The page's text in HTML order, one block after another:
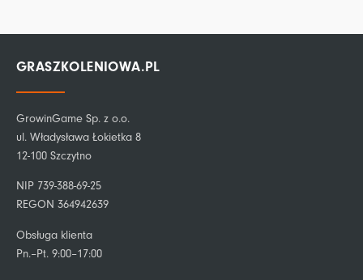
GRASZKOLENIOWA.PL
GrowinGame Sp. z o.o.
ul. Władysława Łokietka 8
12-100 Szczytno
NIP 739-388-69-25
REGON 364942639
Obsługa klienta
Pn.–Pt. 9:00–17:00